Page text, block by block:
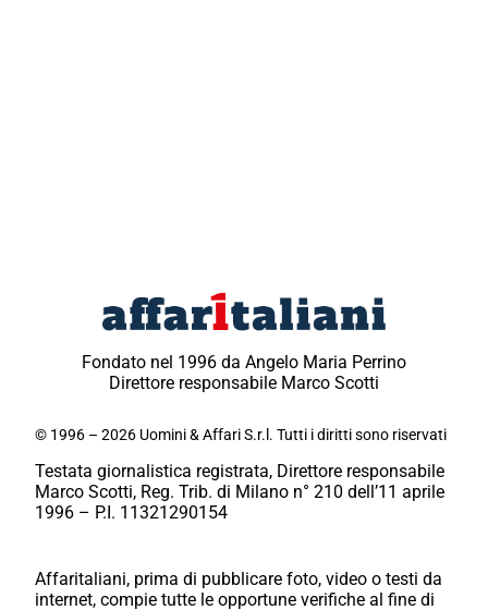
Fondato nel 1996 da Angelo Maria Perrino
Direttore responsabile Marco Scotti
© 1996 – 2026 Uomini & Affari S.r.l. Tutti i diritti sono riservati
Testata giornalistica registrata, Direttore responsabile
Marco Scotti, Reg. Trib. di Milano n° 210 dell’11 aprile
1996 – P.I. 11321290154
Affaritaliani, prima di pubblicare foto, video o testi da
internet, compie tutte le opportune verifiche al fine di